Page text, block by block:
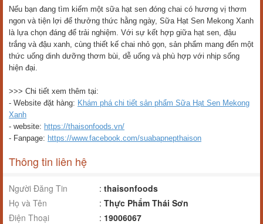
Nếu bạn đang tìm kiếm một sữa hạt sen đóng chai có hương vị thơm
ngon và tiện lợi để thưởng thức hằng ngày, Sữa Hạt Sen Mekong Xanh
là lựa chọn đáng để trải nghiệm. Với sự kết hợp giữa hạt sen, đậu
trắng và đậu xanh, cùng thiết kế chai nhỏ gọn, sản phẩm mang đến một
thức uống dinh dưỡng thơm bùi, dễ uống và phù hợp với nhịp sống
hiện đại.
>>> Chi tiết xem thêm tại:
- Website đặt hàng: Khám phá chi tiết sản phẩm Sữa Hạt Sen Mekong
Xanh
- website: https://thaisonfoods.vn/
- Fanpage: https://www.facebook.com/suabapnepthaison
Thông tin liên hệ
Người Đăng Tin : thaisonfoods
Họ và Tên
: Thực Phẩm Thái Sơn
Điện Thoại
: 19006067